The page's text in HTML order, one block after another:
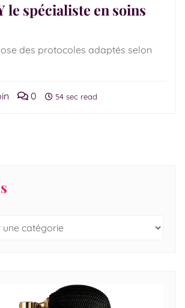
le spécialiste en soins
des protocoles adaptés selon
0 54 sec read